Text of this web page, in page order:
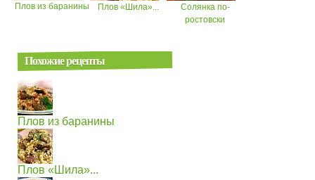
Плов из баранины Плов «Шила»...
Солянка по-
ростовски
Похожие рецепты
Плов из баранины
Плов «Шила»...